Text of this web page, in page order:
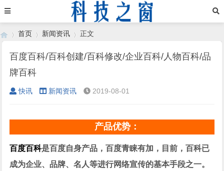
›
首页
›
新闻资讯 正文
百度百科/百科创建/百科修改/企业百科/人物百科/品
牌百科
快讯 新闻资讯 2019-08-01
产品优势：
百度百科是百度自身产品，百度青睐有加，目前，百科已
成为企业、品牌、名人等进行网络宣传的基本手段之一。